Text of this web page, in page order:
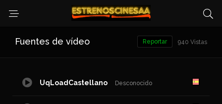
Fuentes de vídeo 940 Vistas
Reportar
UqLoadCastellano Desconocido